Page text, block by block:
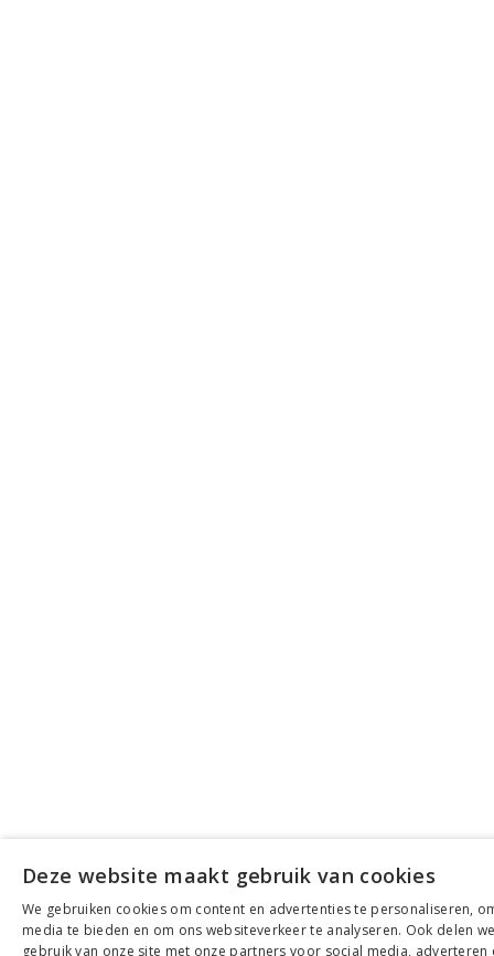
Deze website maakt gebruik van cookies
We gebruiken cookies om content en advertenties te personaliseren,
media te bieden en om ons websiteverkeer te analyseren. Ook delen
gebruik van onze site met onze partners voor social media, adverteren